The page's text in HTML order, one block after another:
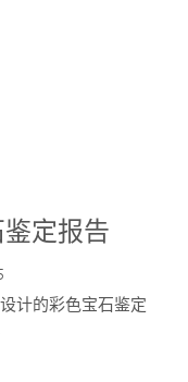
定报告
计的彩色宝石鉴定